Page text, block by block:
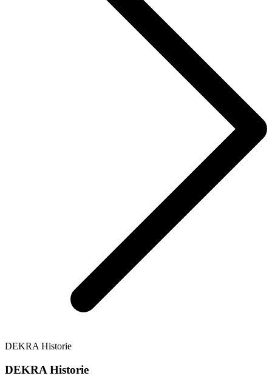
DEKRA Historie
DEKRA Historie